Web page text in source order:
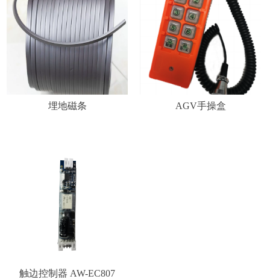
埋地磁条 AGV手操盒
触边控制器 AW-EC807